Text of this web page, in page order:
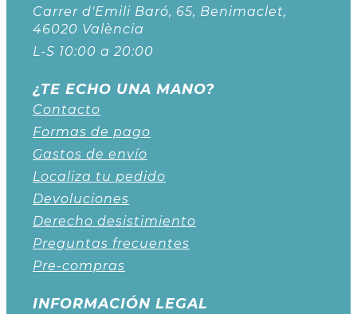
Carrer d'Emili Baró, 65, Benimaclet,
46020 València
L-S 10:00 a 20:00
¿TE ECHO UNA MANO?
Contacto
Formas de pago
Gastos de envío
Localiza tu pedido
Devoluciones
Derecho desistimiento
Preguntas frecuentes
Pre-compras
INFORMACIÓN LEGAL